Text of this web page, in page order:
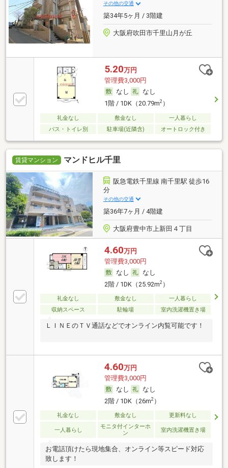
その他の交通
築34年5ヶ月 / 3階建
大阪府吹田市千里山月が丘
5.20万円
管理費3,000円
なし
なし
1階 / 1DK（20.79m2）
礼金なし 敷金なし
一人暮らし
バス・トイレ別
駐車場(近隣含) オートロック付き
賃貸マンション マンドヒル千里
阪急電鉄千里線 南千里駅 徒歩16
分
その他の交通
築36年7ヶ月 / 4階建
大阪府豊中市上新田４丁目
4.60万円
管理費3,000円
なし
なし
2階 / 1DK（25.92m2）
礼金なし 敷金なし
一人暮らし
収納スペース
駐輪場 室内洗濯機置き場
ＬＩＮＥのＴＶ通話などでオンライン内覧可能です！
4.60万円
管理費3,000円
なし
なし
2階 / 1DK（26m2）
礼金なし 敷金なし 更新料なし
一人暮らし
モニタ付インターホ
ン
室内洗濯機置き場
お電話頂けたら現地集合、オンライン等スピード対応
致します！